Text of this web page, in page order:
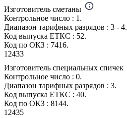
Изготовитель сметаны
Контрольное число : 1.
Диапазон тарифных разрядов : 3 - 4.
Код выпуска ЕТКС : 52.
Код по ОКЗ : 7416.
12433
Изготовитель специальных спичек
Контрольное число : 0.
Диапазон тарифных разрядов : 3.
Код выпуска ЕТКС : 40.
Код по ОКЗ : 8144.
12435